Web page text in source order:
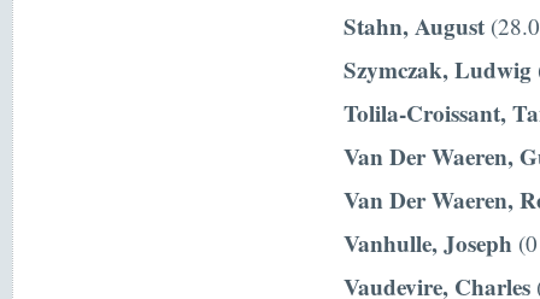
Stahn, August
Szymczak, Ludwig
Tolila-Croissant,
Van Der Waeren,
Van Der Waeren,
Vanhulle, Joseph
Vaudevire, Charles